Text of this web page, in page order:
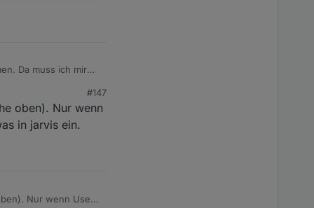
Da muss ich mir
#147
oben). Nur wenn
in jarvis ein.
Nur wenn User